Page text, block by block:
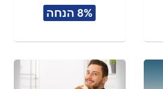
8% הנחה